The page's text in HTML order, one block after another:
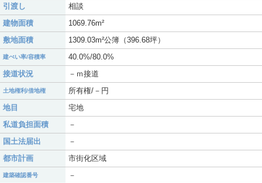
引渡し
相談
建物面積
1069.76m²
敷地面積
1309.03m²公簿（396.68坪）
建ぺい率/容積率
40.0%/80.0%
接道状況
－ｍ接道
土地権利/借地権
所有権/－円
地目
宅地
私道負担面積
－
国土法届出
－
都市計画
市街化区域
建築確認番号
－